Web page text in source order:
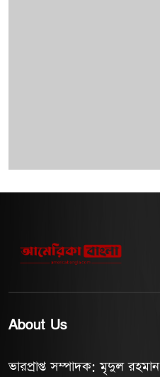
About Us
ভারপ্রাপ্ত সম্পাদক: মৃদুল রহমান